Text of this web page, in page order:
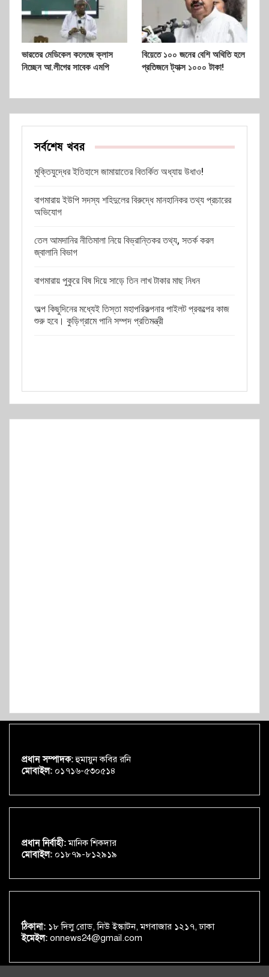
ভারতের মেডিকেল কলেজে ক্লাস
নিচ্ছেন আ.লীগের সাবেক এমপি
বিয়েতে ১০০ জনের বেশি অথিতি হলে
প্রতিজনে ট্যাক্স ১০০০ টাকা!
সর্বশেষ খবর
মুক্তিযুদ্ধের ইতিহাসে জামায়াতের বিতর্কিত অধ্যায় উধাও!
বাগমারায় ইউপি সদস্য শহিদুলের বিরুদ্ধে মানহানিকর তথ্য প্রচারের
অভিযোগ
তেল আমদানির নীতিমালা নিয়ে বিভ্রান্তিকর তথ্য, সতর্ক করল
জ্বালানি বিভাগ
বাগমারায় পুকুরে বিষ দিয়ে সাড়ে তিন লাখ টাকার মাছ নিধন
অল্প কিছুদিনের মধ্যেই তিস্তা মহাপরিকল্পনার পাইলট প্রকল্পের কাজ
শুরু হবে। কুড়িগ্রামে পানি সম্পদ প্রতিমন্ত্রী
প্রধান সম্পাদক:হুমায়ুন কবির রনি
মোবাইল: ০১৭১৬-৫৩০৫১৪
প্রধান নির্বাহী:মানিক শিকদার
মোবাইল: ০১৮৭৯-৮১২৯১৯
ঠিকানা: ১৮ দিলু রোড, নিউ ইস্কাটন, মগবাজার ১২১৭, ঢাকা
ইমেইল: onnews24@gmail.com